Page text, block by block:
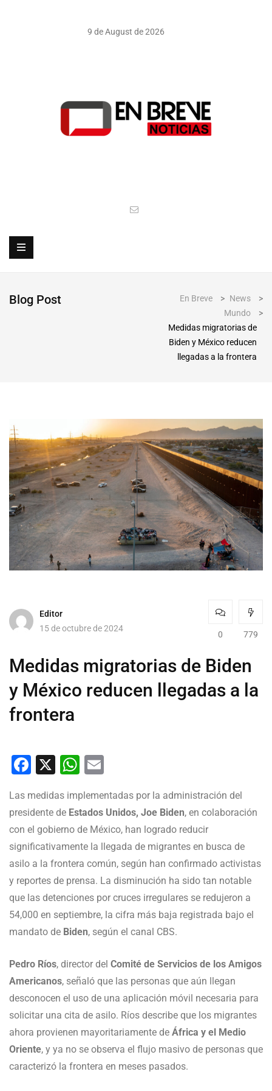
9 de August de 2026
Blog Post En Breve > News
>
Mundo
>
Medidas migratorias de
Biden y México reducen
llegadas a la frontera
Editor
15 de octubre de 2024
0 779
Medidas migratorias de Biden
y México reducen llegadas a la
frontera
Facebook
X WhatsApp
Las medidas implementadas por la administración del
presidente de Estados Unidos, Joe Biden, en colaboración
con el gobierno de México, han logrado reducir
significativamente la llegada de migrantes en busca de
asilo a la frontera común, según han confirmado activistas
y reportes de prensa. La disminución ha sido tan notable
que las detenciones por cruces irregulares se redujeron a
54,000 en septiembre, la cifra más baja registrada bajo el
mandato de Biden, según el canal CBS.
Pedro Ríos, director del Comité de Servicios de los Amigos
Americanos, señaló que las personas que aún llegan
desconocen el uso de una aplicación móvil necesaria para
solicitar una cita de asilo. Ríos describe que los migrantes
ahora provienen mayoritariamente de África y el Medio
Oriente, y ya no se observa el flujo masivo de personas que
caracterizó la frontera en meses pasados.